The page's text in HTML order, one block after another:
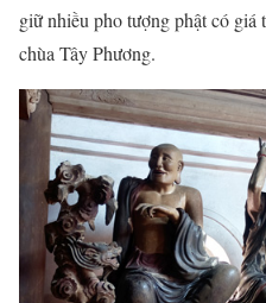
giữ nhiều pho tượng phật có
chùa Tây Phương.